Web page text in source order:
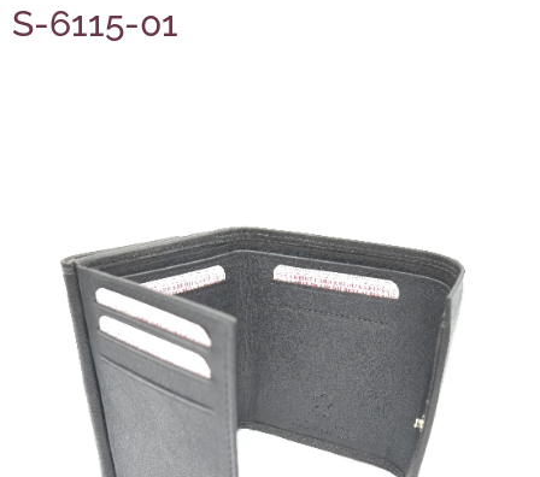
S-6115-01